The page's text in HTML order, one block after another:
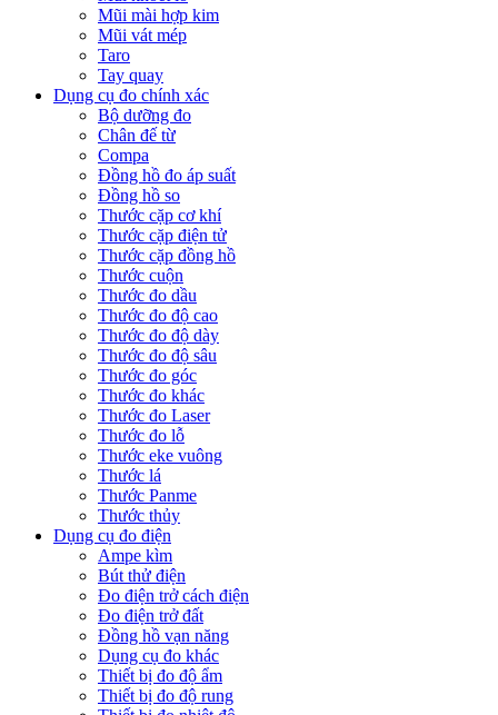
Mũi mài hợp kim
Mũi vát mép
Taro
Tay quay
Dụng cụ đo chính xác
Bộ dưỡng đo
Chân đế từ
Compa
Đồng hồ đo áp suất
Đồng hồ so
Thước cặp cơ khí
Thước cặp điện tử
Thước cặp đồng hồ
Thước cuộn
Thước đo dầu
Thước đo độ cao
Thước đo độ dày
Thước đo độ sâu
Thước đo góc
Thước đo khác
Thước đo Laser
Thước đo lỗ
Thước eke vuông
Thước lá
Thước Panme
Thước thủy
Dụng cụ đo điện
Ampe kìm
Bút thử điện
Đo điện trở cách điện
Đo điện trở đất
Đồng hồ vạn năng
Dụng cụ đo khác
Thiết bị đo độ ẩm
Thiết bị đo độ rung